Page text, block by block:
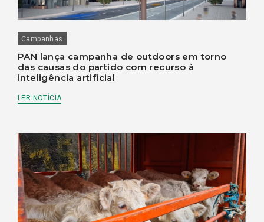
Campanhas
PAN lança campanha de outdoors em torno
das causas do partido com recurso à
inteligência artificial
LER NOTÍCIA